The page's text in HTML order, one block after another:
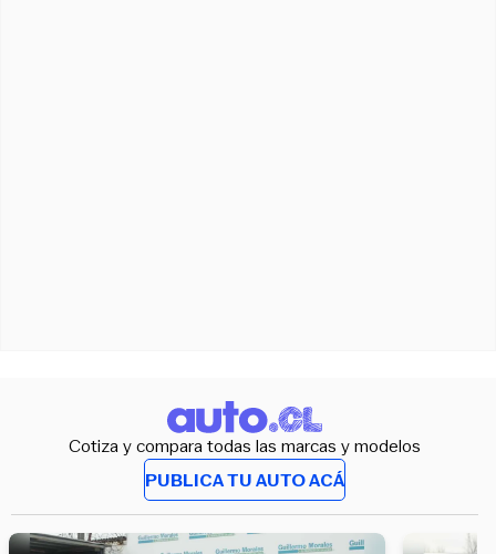
Cotiza y compara todas las marcas y modelos
PUBLICA TU AUTO ACÁ